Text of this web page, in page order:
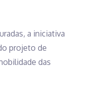
a iniciativa
projeto de
das